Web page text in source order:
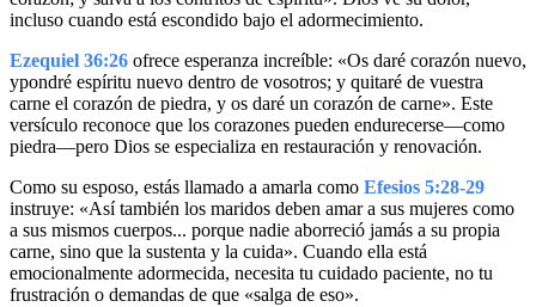
incluso cuando está escondido bajo el adormecimiento.
Ezequiel 36:26 ofrece esperanza increíble: «Os daré corazón nuevo,
ypondré espíritu nuevo dentro de vosotros; y quitaré de vuestra
carne el corazón de piedra, y os daré un corazón de carne». Este
versículo reconoce que los corazones pueden endurecerse—como
piedra—pero Dios se especializa en restauración y renovación.
Como su esposo, estás llamado a amarla como Efesios 5:28-29
instruye: «Así también los maridos deben amar a sus mujeres como
a sus mismos cuerpos... porque nadie aborreció jamás a su propia
carne, sino que la sustenta y la cuida». Cuando ella está
emocionalmente adormecida, necesita tu cuidado paciente, no tu
frustración o demandas de que «salga de eso».